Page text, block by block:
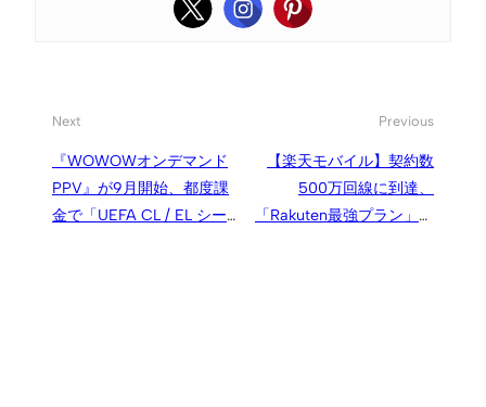
Next
『WOWOWオンデマンド
PPV』が9月開始、都度課
金で「UEFA CL / EL シーズ
Previous
【楽天モバイル】契約数
500万回線に到達、
「Rakuten最強プラン」導